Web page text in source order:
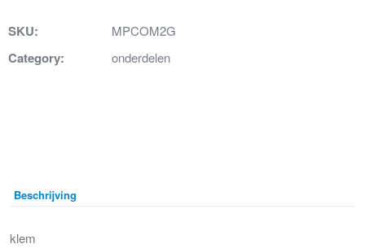
SKU: MPCOM2G
Category: onderdelen
Beschrijving
klem